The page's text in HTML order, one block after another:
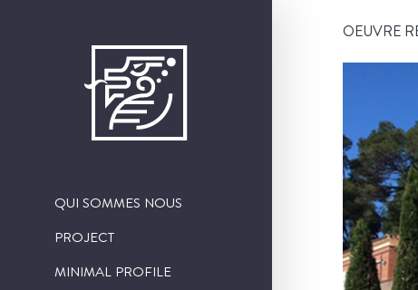
QUI SOMMES NOUS
PROJECT
OEUVRE PUBLIC
MINIMAL PROFILE
OEUVRE